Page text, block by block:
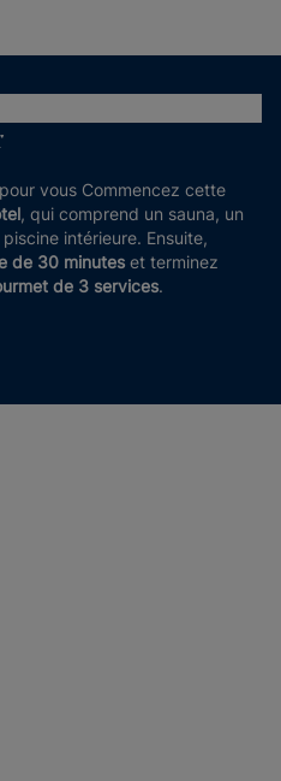
vous Commencez cette
, qui comprend un sauna, un
intérieure. Ensuite,
de 30 minutes et terminez
de 3 services.